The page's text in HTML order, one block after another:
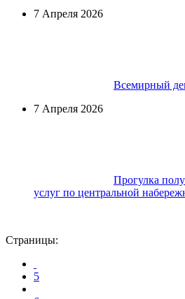
7 Апреля 2026
Всемирный
7 Апреля 2026
Прогулка
услуг по центральной
Страницы:
5